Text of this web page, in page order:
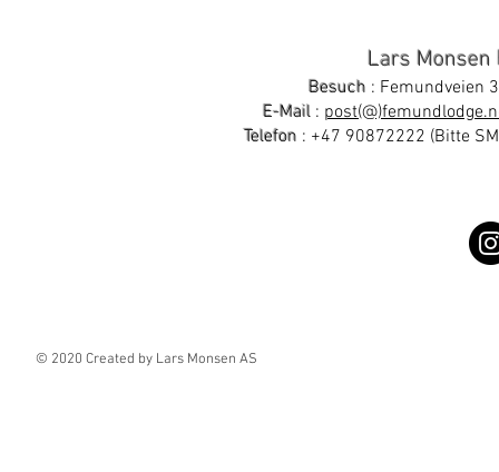
Lars Monsen
Besuch : Femundveien
E-Mail:
Telefon : +47 90872222 (Bitte
© 2020 Created by Lars Monsen AS